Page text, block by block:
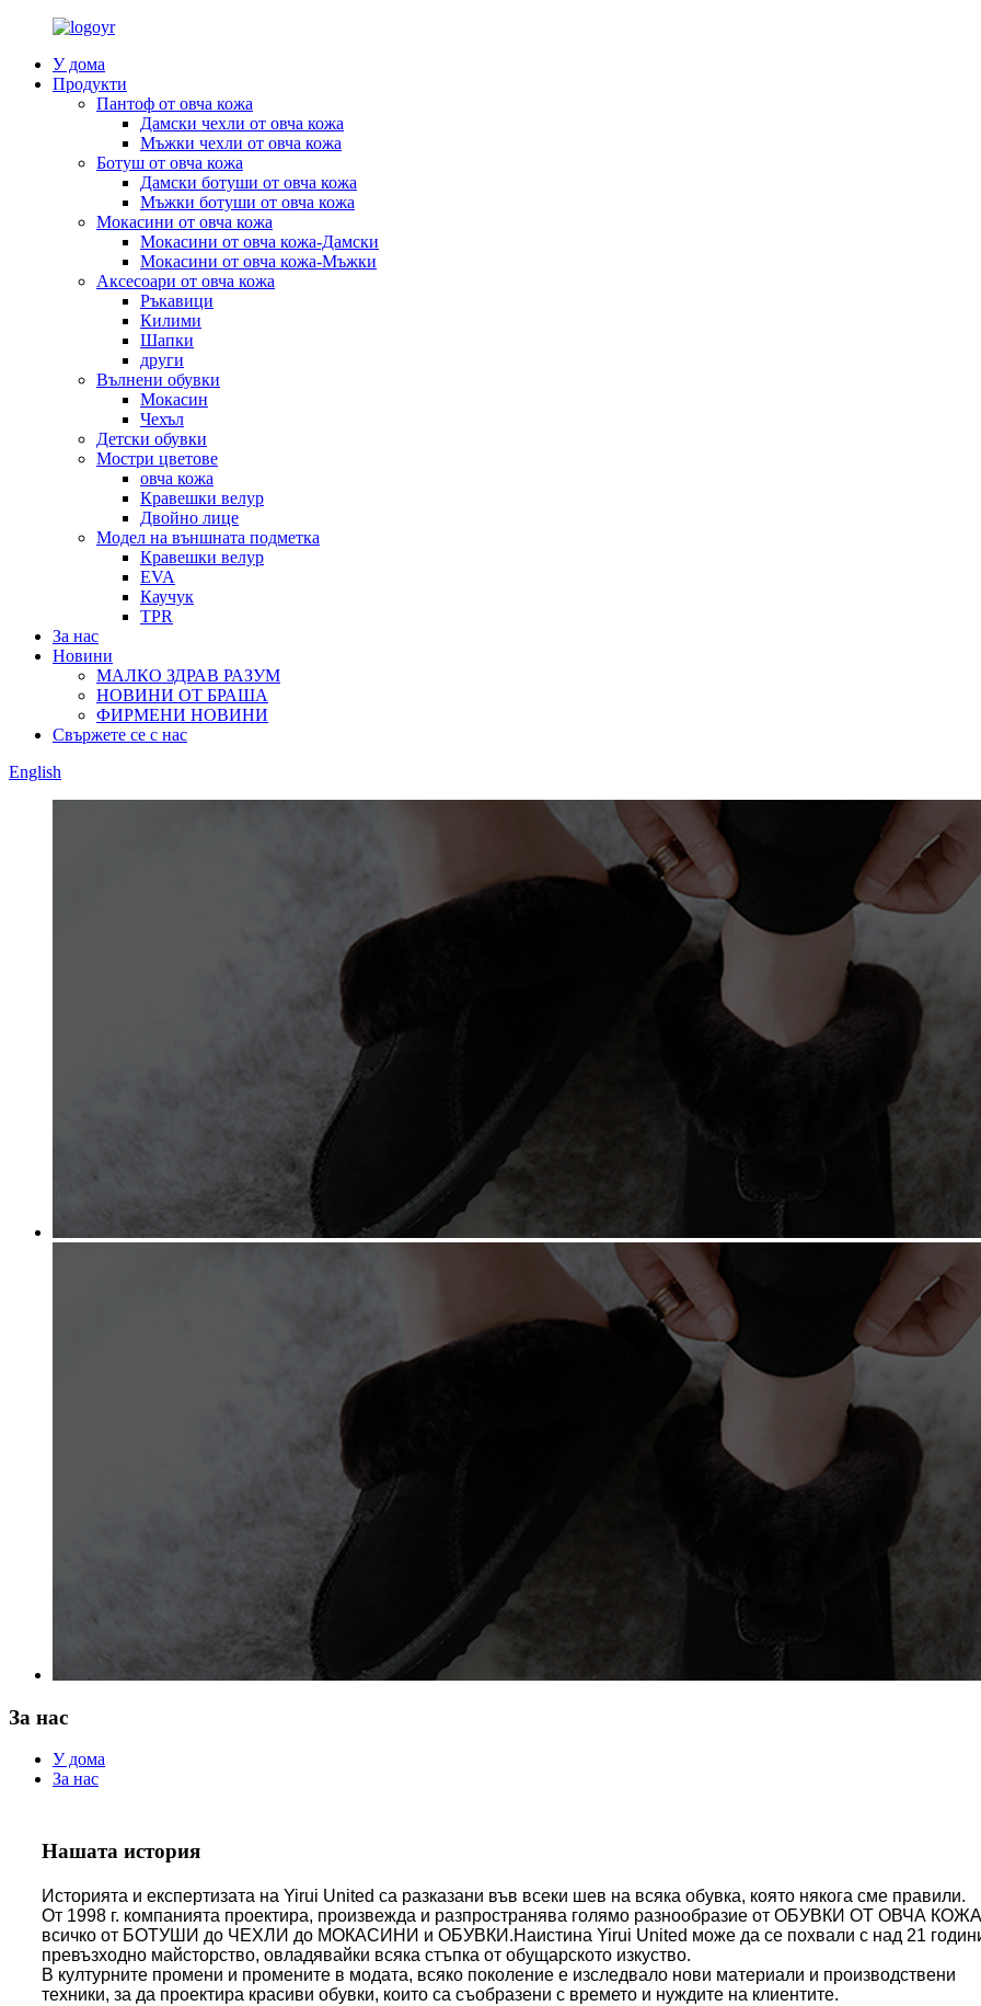
У дома
Продукти
Пантоф от овча кожа
Дамски чехли от овча кожа
Мъжки чехли от овча кожа
Ботуш от овча кожа
Дамски ботуши от овча кожа
Мъжки ботуши от овча кожа
Мокасини от овча кожа
Мокасини от овча кожа-Дамски
Мокасини от овча кожа-Мъжки
Аксесоари от овча кожа
Ръкавици
Килими
Шапки
други
Вълнени обувки
Мокасин
Чехъл
Детски обувки
Мостри цветове
овча кожа
Кравешки велур
Двойно лице
Модел на външната подметка
Кравешки велур
EVA
Каучук
TPR
За нас
Новини
МАЛКО ЗДРАВ РАЗУМ
НОВИНИ ОТ БРАША
ФИРМЕНИ НОВИНИ
Свържете се с нас
English
За нас
У дома
За нас
Нашата история
Историята и експертизата на Yirui United са разказани във всеки шев на всяка обувка, която някога сме правили.
От 1998 г. компанията проектира, произвежда и разпространява голямо разнообразие от ОБУВКИ ОТ ОВЧА
всичко от БОТУШИ до ЧЕХЛИ до МОКАСИНИ и ОБУВКИ.Наистина Yirui United може да се похвали с над 21
превъзходно майсторство, овладявайки всяка стъпка от обущарското изкуство.
В културните промени и промените в модата, всяко поколение е изследвало нови материали и производствени
техники, за да проектира красиви обувки, които са съобразени с времето и нуждите на клиентите.